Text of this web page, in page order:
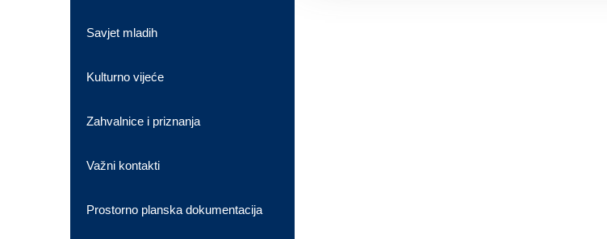
Savjet mladih
Kulturno vijeće
Zahvalnice i priznanja
Važni kontakti
Prostorno planska dokumentacija